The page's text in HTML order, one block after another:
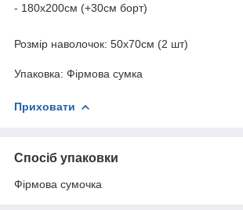
- 180х200см (+30см борт)
Розмір наволочок: 50х70см (2 шт)
Упаковка: Фірмова сумка
Приховати
Спосіб упаковки
Фірмова сумочка